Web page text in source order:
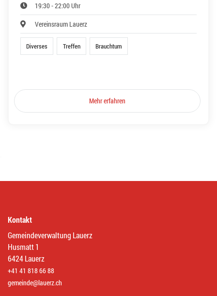
19:30 - 22:00 Uhr
Vereinsraum Lauerz
Diverses Treffen Brauchtum
Mehr erfahren
Kontakt
Gemeindeverwaltung Lauerz
Husmatt 1
6424 Lauerz
+41 41 818 66 88
gemeinde@lauerz.ch